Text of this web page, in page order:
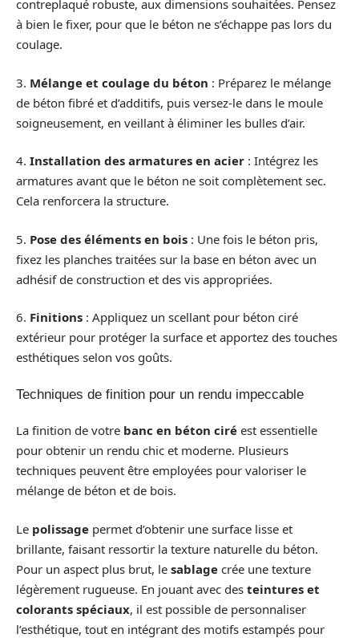
contreplaqué robuste, aux dimensions souhaitées. Pensez
à bien le fixer, pour que le béton ne s’échappe pas lors du
coulage.
3. Mélange et coulage du béton : Préparez le mélange
de béton fibré et d’additifs, puis versez-le dans le moule
soigneusement, en veillant à éliminer les bulles d’air.
4. Installation des armatures en acier : Intégrez les
armatures avant que le béton ne soit complètement sec.
Cela renforcera la structure.
5. Pose des éléments en bois : Une fois le béton pris,
fixez les planches traitées sur la base en béton avec un
adhésif de construction et des vis appropriées.
6. Finitions : Appliquez un scellant pour béton ciré
extérieur pour protéger la surface et apportez des touches
esthétiques selon vos goûts.
Techniques de finition pour un rendu impeccable
La finition de votre banc en béton ciré est essentielle
pour obtenir un rendu chic et moderne. Plusieurs
techniques peuvent être employées pour valoriser le
mélange de béton et de bois.
Le polissage permet d’obtenir une surface lisse et
brillante, faisant ressortir la texture naturelle du béton.
Pour un aspect plus brut, le sablage crée une texture
légèrement rugueuse. En jouant avec des teintures et
colorants spéciaux, il est possible de personnaliser
l’esthétique, tout en intégrant des motifs estampés pour